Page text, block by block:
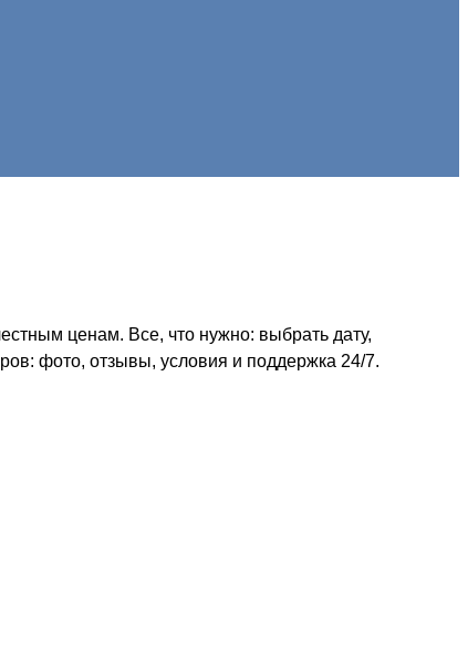
ценам. Все, что нужно: выбрать дату,
фото, отзывы, условия и поддержка 24/7.